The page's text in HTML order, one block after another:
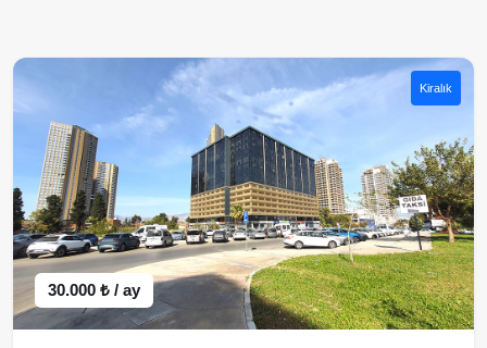
Kiralık
30.000 ₺ / ay